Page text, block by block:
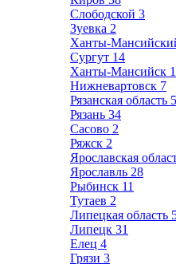
Слободской 3
Зуевка 2
Ханты-
Сургут 14
Ханты-Мансийск
Нижневартовск 7
Рязанская область
Рязань 34
Сасово 2
Ряжск 2
Ярославская
Ярославль 28
Рыбинск 11
Тутаев 2
Липецкая область
Липецк 31
Елец 4
Грязи 3